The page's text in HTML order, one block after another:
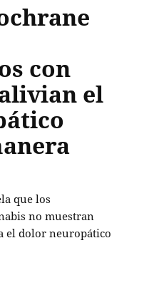
con
el
que los
no muestran
el dolor neuropático
Cochrane revela que